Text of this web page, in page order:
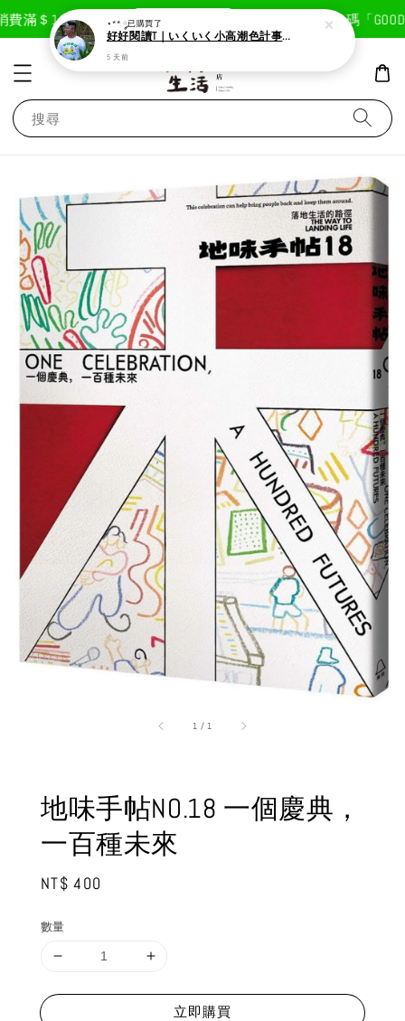
滿＄1800免運費 現在去購物！ 首次註冊輸入折扣碼「
搜尋
1 / 1
地味手帖NO.18 一個慶典，
一百種未來
Regular
NT$ 400
數量
立即購買
⋆** ༘已購買了
好好閱讀T｜いくいく小高潮色計事務所X好好生活書店聯名款
5 天前